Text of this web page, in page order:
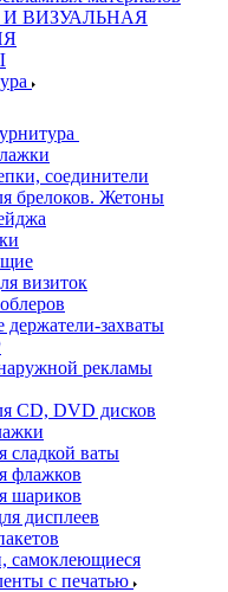
ВИЗУАЛЬНАЯ
соединители
брелоков. Жетоны
визиток
держатели-захваты
рекламы
CD, DVD дисков
сладкой ваты
флажков
шариков
дисплеев
самоклеющиеся
с печатью